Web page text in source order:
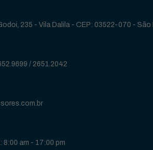
235 - Vila Dalila - CEP: 03522-070 - São
/ 2651.2042
am - 17:00 pm